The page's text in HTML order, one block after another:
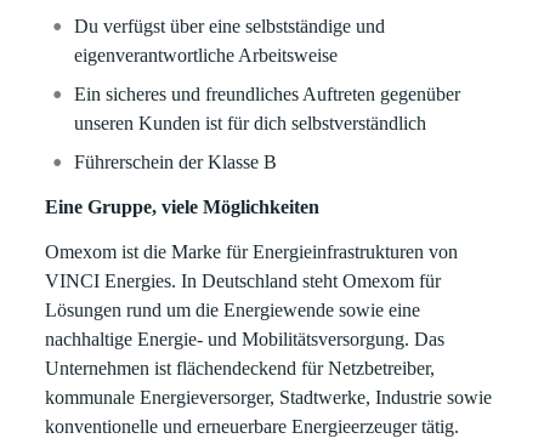
Du verfügst über eine selbstständige und
eigenverantwortliche Arbeitsweise
Ein sicheres und freundliches Auftreten gegenüber
unseren Kunden ist für dich selbstverständlich
Führerschein der Klasse B
Eine Gruppe, viele Möglichkeiten
Omexom ist die Marke für Energieinfrastrukturen von
VINCI Energies. In Deutschland steht Omexom für
Lösungen rund um die Energiewende sowie eine
nachhaltige Energie- und Mobilitätsversorgung. Das
Unternehmen ist flächendeckend für Netzbetreiber,
kommunale Energieversorger, Stadtwerke, Industrie sowie
konventionelle und erneuerbare Energieerzeuger tätig.